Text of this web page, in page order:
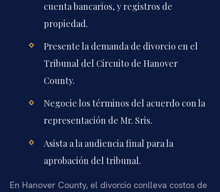
cuenta bancarios, y registros de
propiedad.
Presente la demanda de divorcio en el
Tribunal del Circuito de Hanover
County.
Negocie los términos del acuerdo con la
representación de Mr. Sris.
Asista a la audiencia final para la
aprobación del tribunal.
En Hanover County, el divorcio conlleva costos de